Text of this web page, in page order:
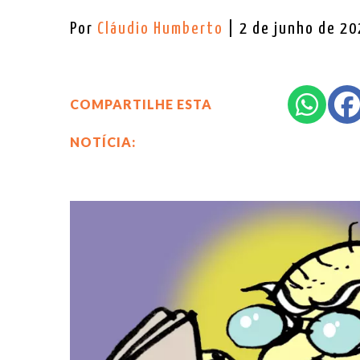
Por Cláudio Humberto | 2 de junho de
COMPARTILHE ESTA
NOTÍCIA: